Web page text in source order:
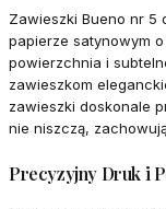
Zawieszki Bueno nr 5
papierze satynowym
powierzchnia i
zawieszkom
zawieszki doskonale
nie niszczą,
Precyzyjny Druk i